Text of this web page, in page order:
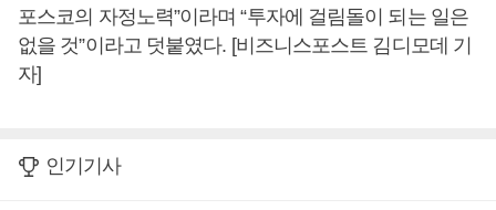
포스코의 자정노력”이라며 “투자에 걸림돌이 되는 일은
없을 것”이라고 덧붙였다. [비즈니스포스트 김디모데 기
자]
인기기사